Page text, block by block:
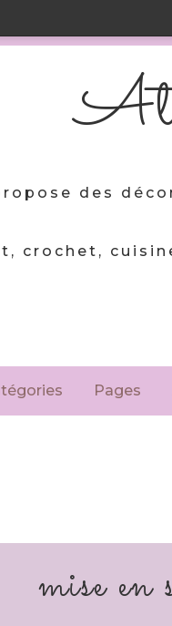
des
crochet,
Pages
mise en